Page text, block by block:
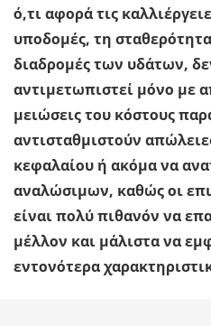
ό,τι αφορά τις
υποδομές, τη
διαδρομές των υδάτων,
αντιμετωπιστεί μόνο με
μειώσεις του κόστους
αντισταθμιστούν
κεφαλαίου ή ακόμα να
αναλώσιμων, καθώς οι
είναι πολύ πιθανόν να
μέλλον και μάλιστα να
εντονότερα